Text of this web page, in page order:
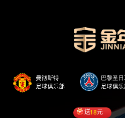
送18元